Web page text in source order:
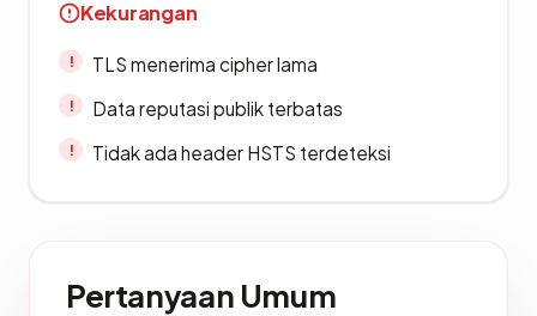
Kekurangan
TLS menerima cipher lama
Data reputasi publik terbatas
Tidak ada header HSTS terdeteksi
Pertanyaan Umum